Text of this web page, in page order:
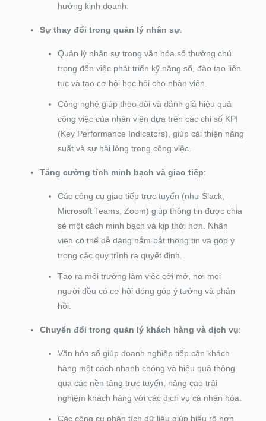
hướng kinh doanh.
Sự thay đổi trong quản lý nhân sự:
Quản lý nhân sự trong văn hóa số thường chú
trọng đến việc phát triển kỹ năng số, đào tạo liên
tục và tạo cơ hội học hỏi cho nhân viên.
Công nghệ giúp theo dõi và đánh giá hiệu quả
công việc của nhân viên dựa trên các chỉ số KPI
(Key Performance Indicators), giúp cải thiện năng
suất và sự hài lòng trong công việc.
Tăng cường tính minh bạch và giao tiếp:
Các công cụ giao tiếp trực tuyến (như Slack,
Microsoft Teams, Zoom) giúp thông tin được chia
sẻ một cách minh bạch và kịp thời hơn. Nhân
viên có thể dễ dàng nắm bắt thông tin và góp ý
trong các quy trình ra quyết định.
Tạo ra môi trường làm việc cởi mở, nơi mọi
người đều có cơ hội đóng góp ý tưởng và phản
hồi.
Chuyển đổi trong quản lý khách hàng và dịch vụ:
Văn hóa số giúp doanh nghiệp tiếp cận khách
hàng một cách nhanh chóng và hiệu quả thông
qua các nền tảng trực tuyến, nâng cao trải
nghiệm khách hàng với các dịch vụ cá nhân hóa.
Các công cụ phân tích dữ liệu giúp hiểu rõ hơn